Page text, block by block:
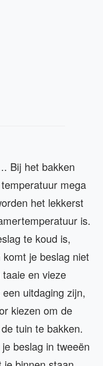
Bij het bakken
mega
het lekkerst
is.
te koud is,
je beslag niet
en vieze
uitdaging zijn,
kiezen om de
tuin te bakken.
beslag in tweeën